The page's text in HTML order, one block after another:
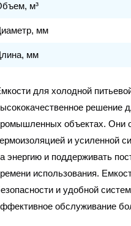
м³
мм
мм
для холодной
решение
объектах. Они
и усиленной
энергию и поддерживать
использования.
и удобной
обслуживание